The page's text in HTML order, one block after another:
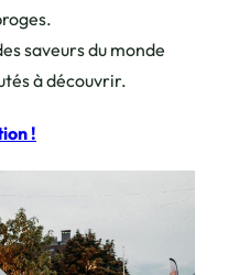
saveurs du monde
à découvrir.
!